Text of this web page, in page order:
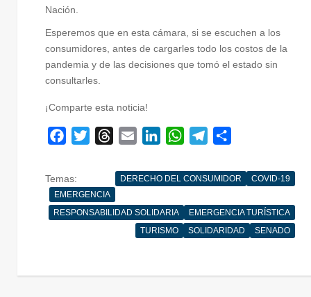
Nación.
Esperemos que en esta cámara, si se escuchen a los
consumidores, antes de cargarles todo los costos de la
pandemia y de las decisiones que tomó el estado sin
consultarles.
¡Comparte esta noticia!
e
b
t
t
r
e
a
a
i
l
n
k
e
d
W
a
t
s
A
l
e
g
r
m
p
a
r
r
Temas: COVID-19
DERECHO DEL CONSUMIDOR
EMERGENCIA
EMERGENCIA TURÍSTICA
RESPONSABILIDAD SOLIDARIA
SENADO
SOLIDARIDAD
TURISMO